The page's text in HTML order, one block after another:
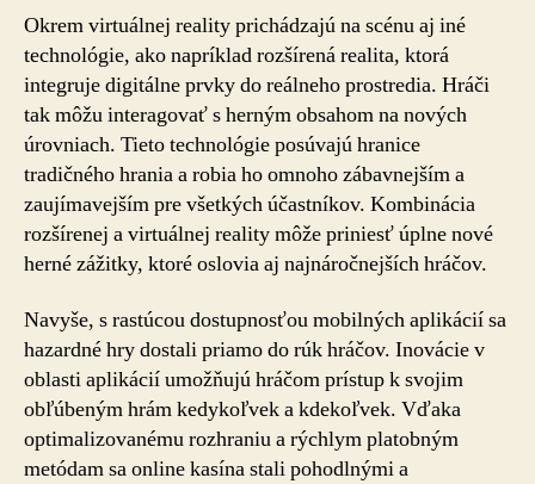
Okrem virtuálnej reality prichádzajú na scénu aj iné
technológie, ako napríklad rozšírená realita, ktorá
integruje digitálne prvky do reálneho prostredia. Hráči
tak môžu interagovať s herným obsahom na nových
úrovniach. Tieto technológie posúvajú hranice
tradičného hrania a robia ho omnoho zábavnejším a
zaujímavejším pre všetkých účastníkov. Kombinácia
rozšírenej a virtuálnej reality môže priniesť úplne nové
herné zážitky, ktoré oslovia aj najnáročnejších hráčov.
Navyše, s rastúcou dostupnosťou mobilných aplikácií sa
hazardné hry dostali priamo do rúk hráčov. Inovácie v
oblasti aplikácií umožňujú hráčom prístup k svojim
obľúbeným hrám kedykoľvek a kdekoľvek. Vďaka
optimalizovanému rozhraniu a rýchlym platobným
metódam sa online kasína stali pohodlnými a